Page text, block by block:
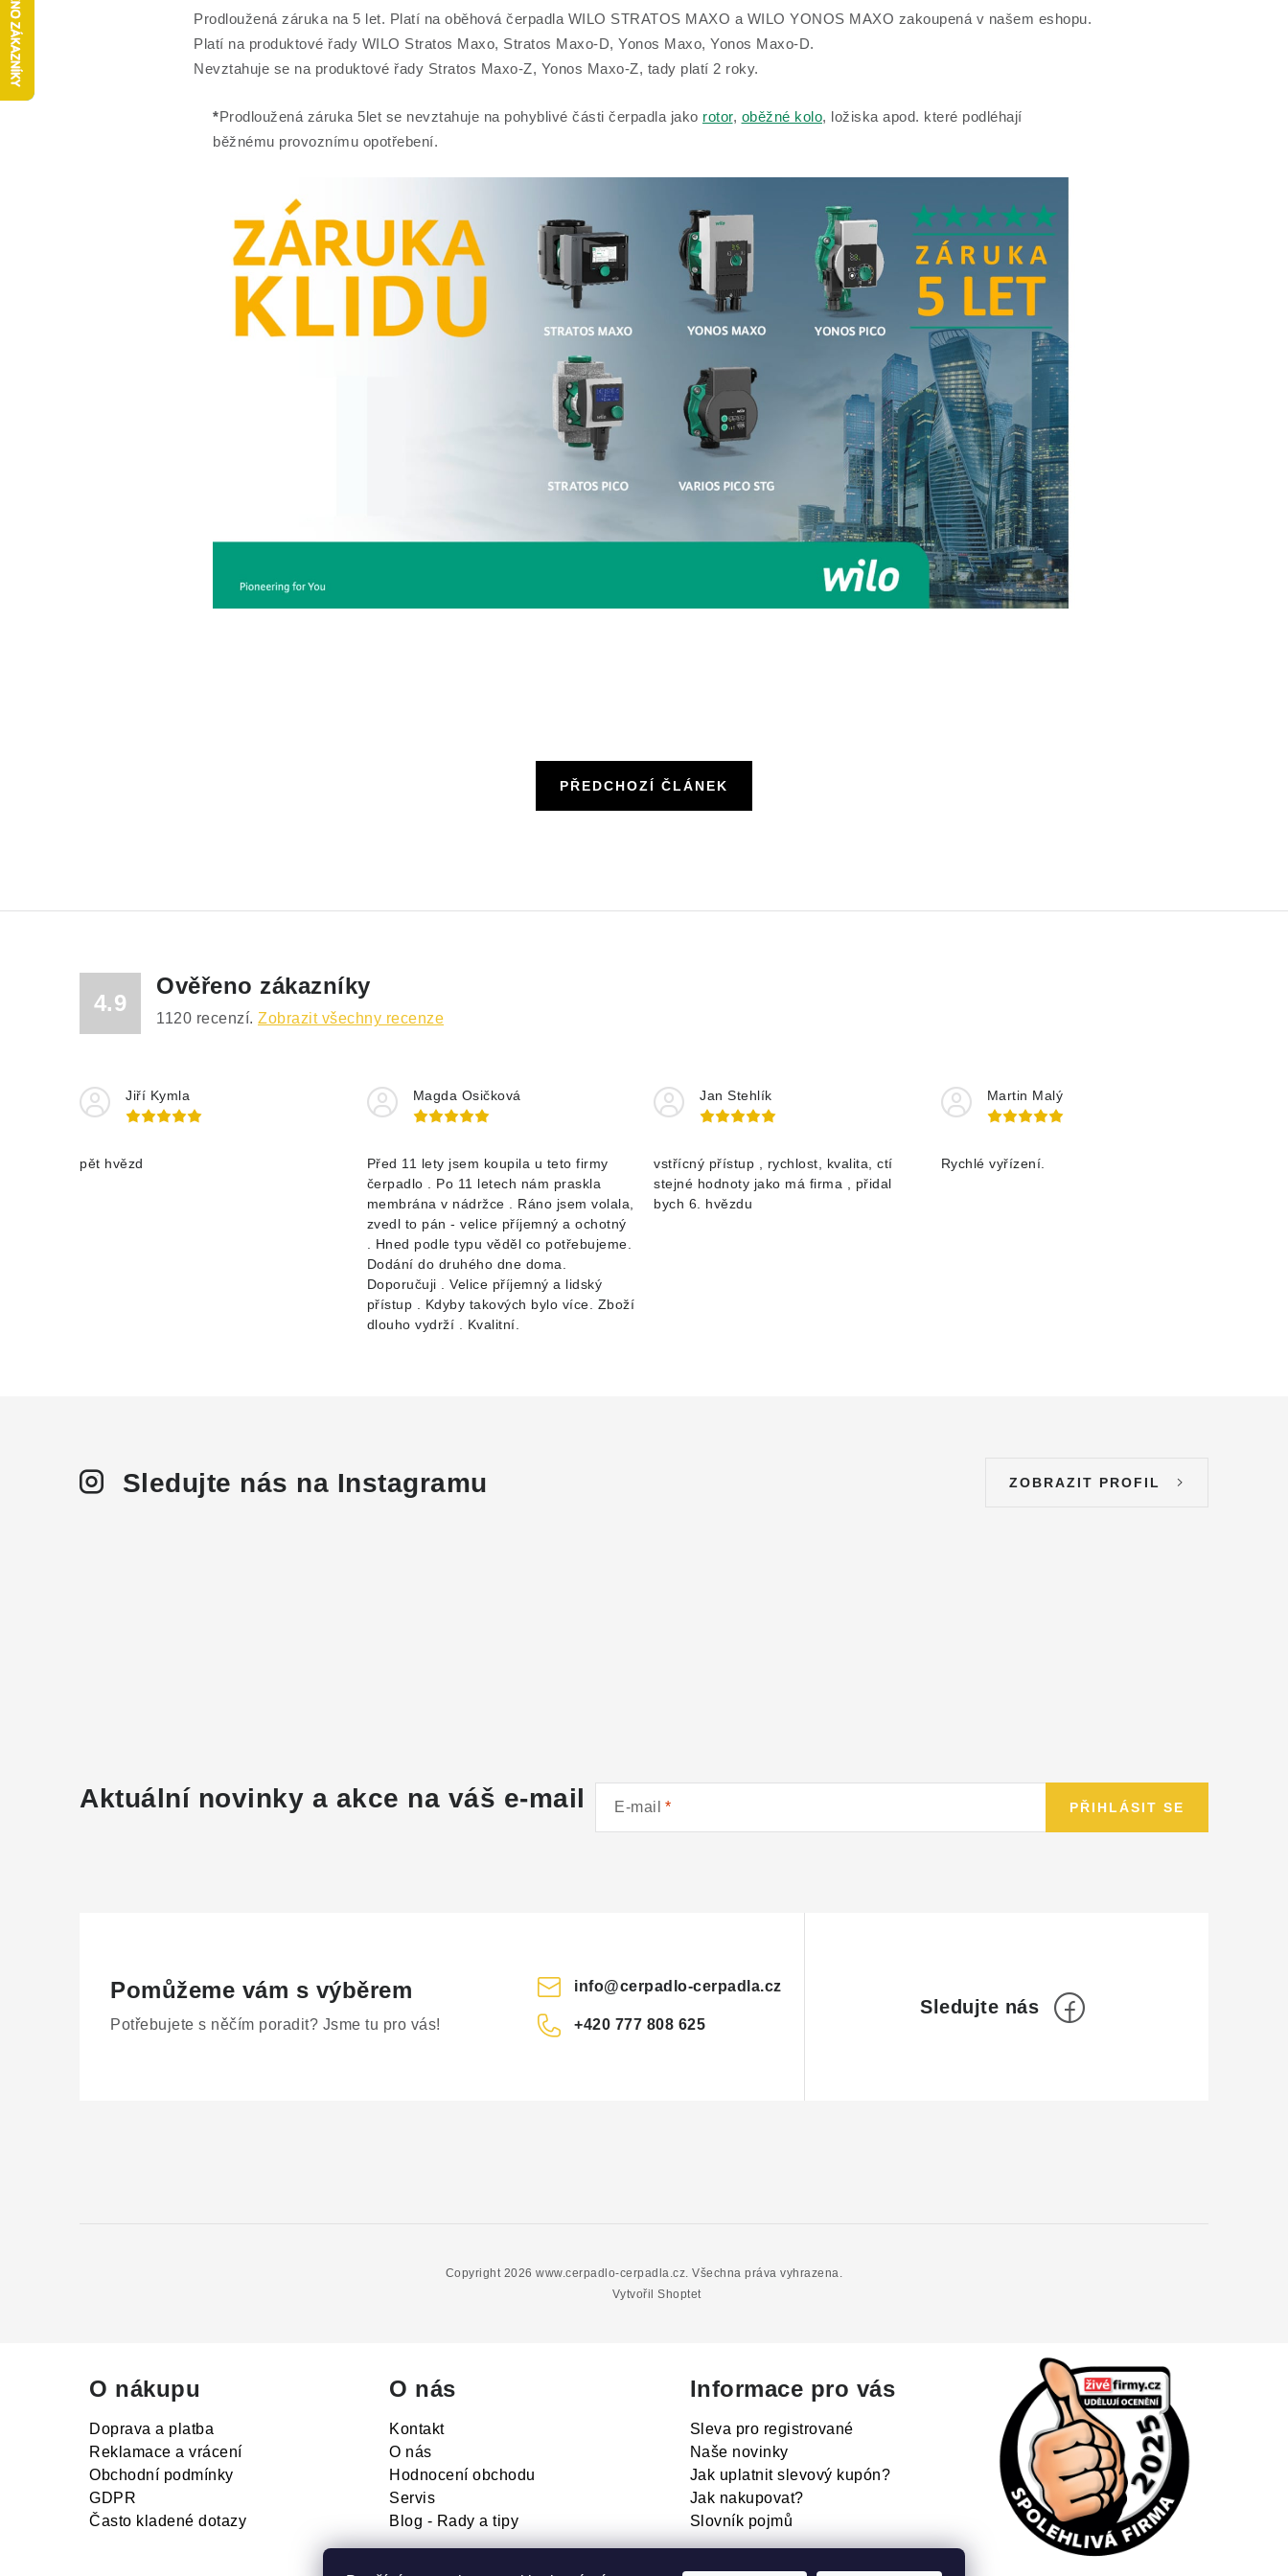
Prodloužená záruka na 5 let. Platí na oběhová čerpadla WILO STRATOS MAXO a WILO YONOS MAXO zakoupená v našem eshopu.
Platí na produktové řady WILO Stratos Maxo, Stratos Maxo-D, Yonos Maxo, Yonos Maxo-D.
Nevztahuje se na produktové řady Stratos Maxo-Z, Yonos Maxo-Z, tady platí 2 roky.
*Prodloužená záruka 5let se nevztahuje na pohyblivé části čerpadla jako rotor, oběžné kolo, ložiska apod. které podléhají
běžnému provoznímu opotřebení.
PŘEDCHOZÍ ČLÁNEK
4.9
Ověřeno zákazníky
1120 recenzí. Zobrazit všechny recenze
Jiří Kymla
pět hvězd
Magda Osičková
Před 11 lety jsem koupila u teto firmy
čerpadlo . Po 11 letech nám praskla
membrána v nádržce . Ráno jsem volala,
zvedl to pán - velice příjemný a ochotný
. Hned podle typu věděl co potřebujeme.
Dodání do druhého dne doma.
Doporučuji . Velice příjemný a lidský
přístup . Kdyby takových bylo více. Zboží
dlouho vydrží . Kvalitní.
Jan Stehlík
vstřícný přístup , rychlost, kvalita, ctí
stejné hodnoty jako má firma , přidal
bych 6. hvězdu
Martin Malý
Rychlé vyřízení.
Sledujte nás na Instagramu ZOBRAZIT PROFIL
Aktuální novinky a akce na váš e-mail E-mail PŘIHLÁSIT SE
Pomůžeme vám s výběrem
Potřebujete s něčím poradit? Jsme tu pro vás!
info@cerpadlo-cerpadla.cz
+420 777 808 625
Vytvořil Shoptet
Copyright 2026www.cerpadlo-cerpadla.cz. Všechna práva vyhrazena.
O nákupu
Doprava a platba
Reklamace a vrácení
Obchodní podmínky
GDPR
Často kladené dotazy
O nás
Kontakt
O nás
Hodnocení obchodu
Servis
Blog - Rady a tipy
Informace pro vás
Sleva pro registrované
Naše novinky
Jak uplatnit slevový kupón?
Jak nakupovat?
Slovník pojmů